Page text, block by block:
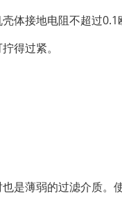
体接地电阻不超过
得过紧。
是薄弱的过滤介质。